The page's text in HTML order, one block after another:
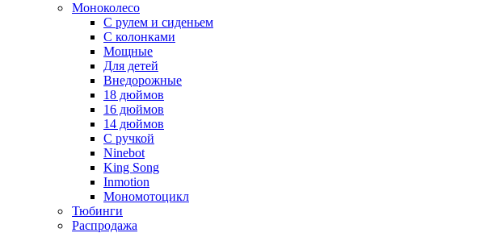
Моноколесо
С рулем и сиденьем
С колонками
Мощные
Для детей
Внедорожные
18 дюймов
16 дюймов
14 дюймов
С ручкой
Ninebot
King Song
Inmotion
Мономотоцикл
Тюбинги
Распродажа